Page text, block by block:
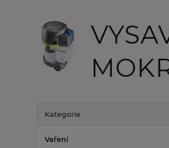
Kategorie
Vaření